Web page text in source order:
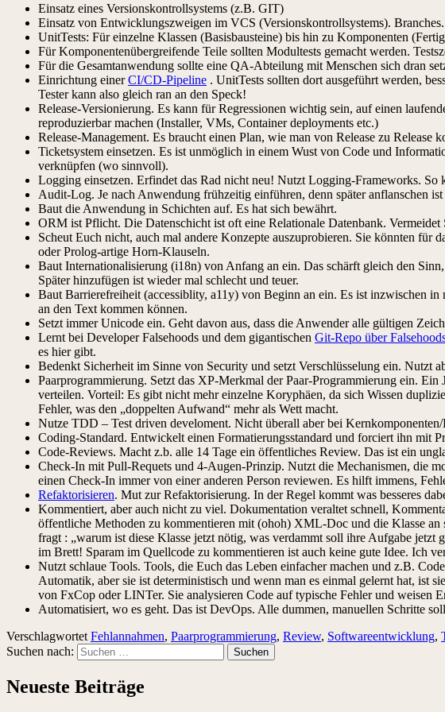
Einsatz eines Versionskontrollsystems (z.B. GIT)
Einsatz von Entwicklungszweigen im VCS (Versionskontrollsystems). Branches.
UnitTests: Für einzelne Klassen (Basisbausteine) bis hin zu Komponenten
Für Komponentenübergreifende Teile sollten Modultests gemacht werden.
Für die Gesamtanwendung sollte eine QA-Abteilung mit Menschen sich dran
Einrichtung einerCI/CD-Pipeline . UnitTests sollten dort ausgeführt werden,
Tester kann also gleich ran an den Speck!
Release-Versionierung. Es kann für Regressionen wichtig sein, auf einen
reproduzierbar machen (Installer, VMs, Container deployments etc.)
Release-Management. Es braucht einen Plan, wie man von Release zu
Ticketsystem einsetzen. Es ist unmöglich in einem Wust von Code und
verknüpfen (wo sinnvoll).
Logging einsetzen. Erfindet das Rad nicht neu! Nutzt Logging-Frameworks. So
Audit-Log. Je nach Anwendung frühzeitig einführen, denn später anflanschen
Baut die Anwendung in Schichten auf. Es hat sich bewährt.
ORM ist Pflicht. Die Datenschicht ist oft eine Relationale Datenbank.
Scheut Euch nicht, auch mal andere Konzepte auszuprobieren. Sie könnten für
oder Prolog-artige Horn-Klauseln.
Baut Internationalisierung (i18n) von Anfang an ein. Das schärft gleich den
Später hinzufügen ist wieder mal schlecht und teuer.
Baut Barrierefreiheit (accessiblity, a11y) von Beginn an ein. Es ist inzwischen
an den Text kommen können.
Setzt immer Unicode ein. Geht davon aus, dass die Anwender alle gültigen
Lernt bei Developer Falsehoods und dem gigantischen Git-Repo über
es hier gibt.
Bedenkt Sicherheit im Sinne von Security und setzt Verschlüsselung ein. Nutzt
Paarprogrammierung. Setzt das XP-Merkmal der Paar-Programmierung ein.
verteilen. Vorteil: Es gibt nicht mehr einzelne Koryphäen, da sich Wissen
Fehler, was den „doppelten Aufwand“ mehr als Wett macht.
Nutze TDD – Test driven develoment. Nicht überall aber bei
Coding-Standard. Entwickelt einen Formatierungsstandard und forciert ihn mit
Code-Reviews. Macht z.b. alle 14 Tage ein öffentliches Review. Das ist ein
Check-In mit Pull-Requets und 4-Augen-Prinzip. Nutzt die Mechanismen, die
einen Check-In immer von einer anderen Person reviewen. Es hilft immens,
Refaktorisieren. Mut zur Refaktorisierung. In der Regel kommt was besseres
Kommentiert, aber auch nicht zu viel. Dokumentation veraltet schnell,
öffentliche Methoden zu kommentieren mit (ohoh) XML-Doc und die Klasse an
fragt : „warum ist diese Klasse jetzt nötig, was verdammt soll ihre Aufgabe jetzt
im Brett! Sparam im Quellcode zu kommentieren ist auch keine gute Idee. Ich
Nutzt schlaue Tools. Tools, die Euch das Leben einfacher machen und z.B.
Automatik, aber sie ist deterministisch und wenn man es einmal gelernt hat, ist
von FxCop oder LINTer. Sie analysieren Code auf typische Fehler und weisen
Automatisiert, wo es geht. Das ist DevOps. Alle dummen, manuellen Schritte
Verschlagwortet Fehlannahmen, Paarprogrammierung, Review, Softwareentwicklung,
Suchen nach:
Neueste Beiträge